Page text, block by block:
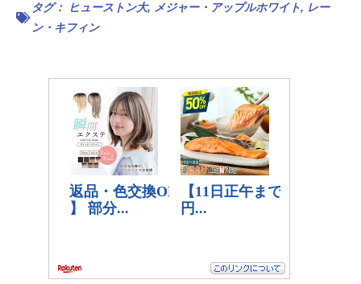
タグ： ヒューストン大, メジャー・アップルホワイト, レー
ン・キフィン